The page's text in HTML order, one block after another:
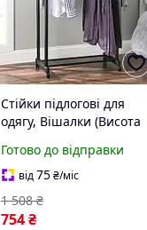
Стійки підлогові для
одягу, Вішалки (Висота
Готово до відправки
від75₴/міс
754₴
1 508 ₴